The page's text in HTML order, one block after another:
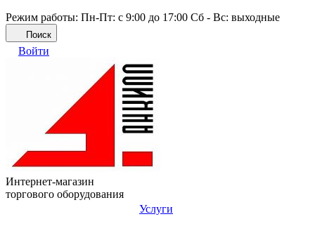
Режим работы: Пн-Пт: с 9:00 до 17:00 Сб - Вс: выходные
Поиск
Войти
Интернет-магазин
торгового оборудования
Услуги